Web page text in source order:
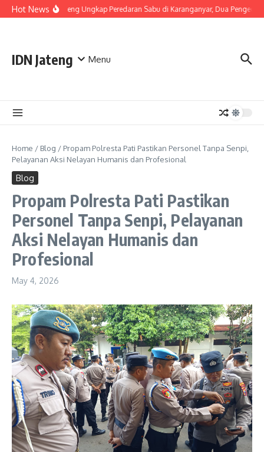
Skip to content
Hot NewsPolda Jateng Ungkap Peredaran Sabu di Karanganyar, Dua
IDN Jateng Menu
Home / Blog / Propam Polresta Pati Pastikan Personel Tanpa Senpi,
Pelayanan Aksi Nelayan Humanis dan Profesional
Blog
Propam Polresta Pati Pastikan
Personel Tanpa Senpi, Pelayanan
Aksi Nelayan Humanis dan
Profesional
May 4, 2026